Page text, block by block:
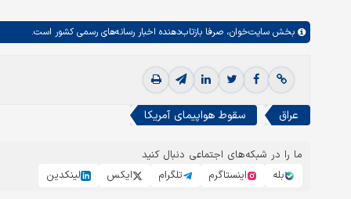
بخش سایت‌خوان، صرفا بازتاب‌دهنده اخبار رسانه‌های رسمی کشور است.
عراق سقوط هواپیمای آمریکا
ما را در شبکه‌های اجتماعی دنبال کنید
بله
اینستاگرم تلگرام ایکس لینکدین